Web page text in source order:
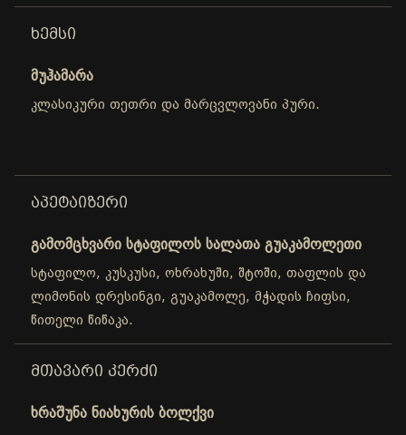
ᲮᲔᲛᲡᲘ
მუჰამარა
კლასიკური თეთრი და მარცვლოვანი პური.
ᲐᲞᲔᲢᲐᲘᲖᲔᲠᲘ
გამომცხვარი სტაფილოს სალათა გუაკამოლეთი
სტაფილო, კუსკუსი, ოხრახუში, შტოში, თაფლის და
ლიმონის დრესინგი, გუაკამოლე, მჭადის ჩიფსი,
წითელი წიწაკა.
ᲛᲗᲐᲕᲐᲠᲘ ᲙᲔᲠᲫᲘ
ხრაშუნა ნიახურის ბოლქვი